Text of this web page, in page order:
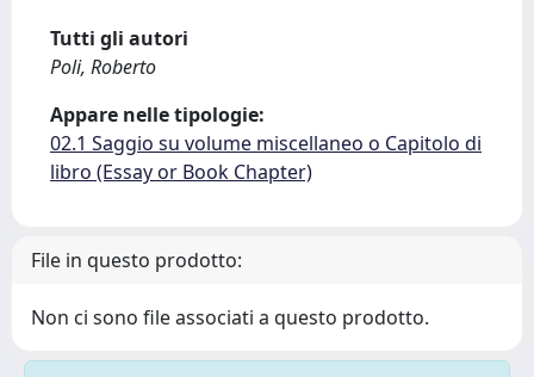
Tutti gli autori
Poli, Roberto
Appare nelle tipologie:
02.1 Saggio su volume miscellaneo o Capitolo di
libro (Essay or Book Chapter)
File in questo prodotto:
Non ci sono file associati a questo prodotto.